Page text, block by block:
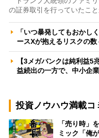
の証券取引を行っていたこ
「いつ暴発してもおかし
ースXが抱えるリスクの
【3メガバンクは純利益5
益続出の一方で、中小企
投資ノウハウ満載コ
「売り時」
ミック「俺